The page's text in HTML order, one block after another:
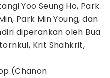
Yoo Seung Ho, Park
Park Min Young, dan
diperankan oleh Bua
Krit Shahkrit,
(Chanon